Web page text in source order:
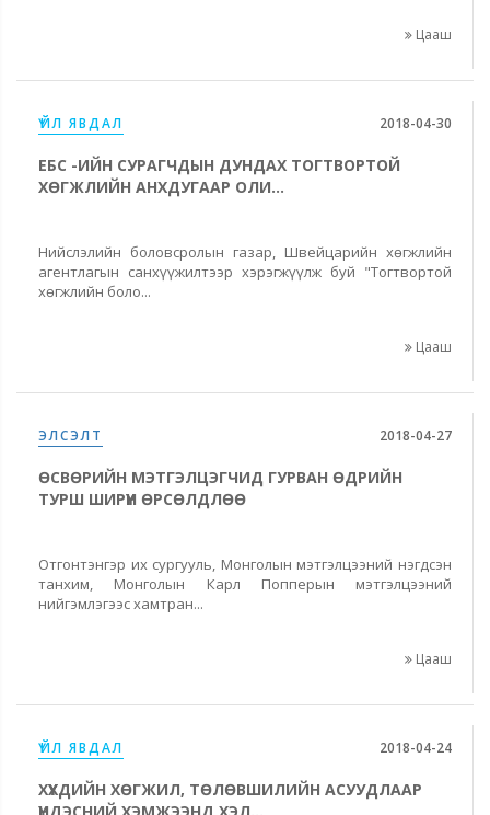
Цааш
ҮЙЛ ЯВДАЛ 2018-04-30
ЕБС -ИЙН СУРАГЧДЫН ДУНДАХ ТОГТВОРТОЙ
ХӨГЖЛИЙН АНХДУГААР ОЛИ...
Нийслэлийн боловсролын газар, Швейцарийн хөгжлийн
агентлагын санхүүжилтээр хэрэгжүүлж буй "Тогтвортой
хөгжлийн боло...
Цааш
ЭЛСЭЛТ 2018-04-27
ӨСВӨРИЙН МЭТГЭЛЦЭГЧИД ГУРВАН ӨДРИЙН
ТУРШ ШИРҮҮН ӨРСӨЛДЛӨӨ
Отгонтэнгэр их сургууль, Монголын мэтгэлцээний нэгдсэн
танхим, Монголын Карл Попперын мэтгэлцээний
нийгэмлэгээс хамтран...
Цааш
ҮЙЛ ЯВДАЛ 2018-04-24
ХҮҮХДИЙН ХӨГЖИЛ, ТӨЛӨВШИЛИЙН АСУУДЛААР
ҮНДЭСНИЙ ХЭМЖЭЭНД ХЭЛ...